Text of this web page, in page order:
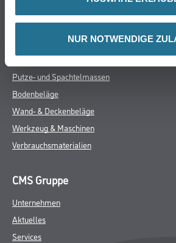
NUR NOTWENDIGE
Farbe
Trockenbau
Putze- und Spachtelmassen
Bodenbeläge
Wand- & Deckenbeläge
Werkzeug & Maschinen
Verbrauchsmaterialien
CMS Gruppe
Unternehmen
Aktuelles
Services